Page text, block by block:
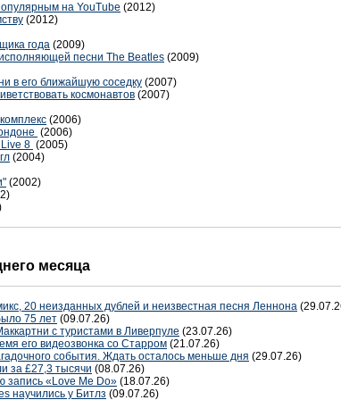
на YouTube (2012)
(2012)
года (2009)
песни The Beatles (2009)
в его ближайшую соседку (2007)
космонавтов (2007)
(2006)
(2006)
8 (2005)
(2004)
(2002)
месяца
20 неизданных дублей и неизвестная песня Леннона
75 лет (09.07.26)
с туристами в Ливерпуле (23.07.26)
его видеозвонка со Старром (21.07.26)
события. Ждать осталось меньше дня (29.07.26)
за £27,3 тысячи (08.07.26)
запись «Love Me Do» (18.07.26)
научились у Битлз (09.07.26)